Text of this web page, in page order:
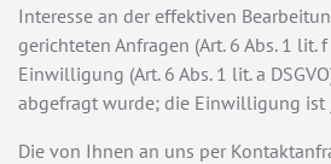
Interesse an der effektiven
gerichteten Anfragen (Art. 6 Abs. 1 lit.
Einwilligung (Art. 6 Abs. 1 lit. a
abgefragt wurde; die Einwilligung ist
Die von Ihnen an uns per